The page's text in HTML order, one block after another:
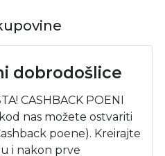
dobrodošlice
CASHBACK POENI
nas možete ostvariti
poene). Kreirajte
i nakon prve